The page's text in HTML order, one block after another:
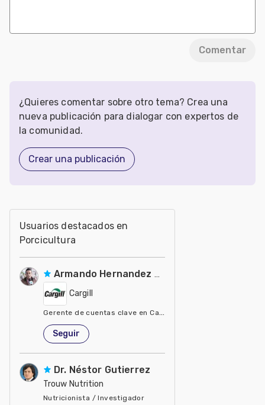
Comentar
¿Quieres comentar sobre otro tema? Crea una
nueva publicación para dialogar con expertos de
la comunidad.
Crear una publicación
Usuarios destacados en
Porcicultura
Armando Hernandez Silva
Cargill
Gerente de cuentas clave en Cargill
Estados Unidos de América
Seguir
Dr. Néstor Gutierrez
Trouw Nutrition
Nutricionista / Investigador